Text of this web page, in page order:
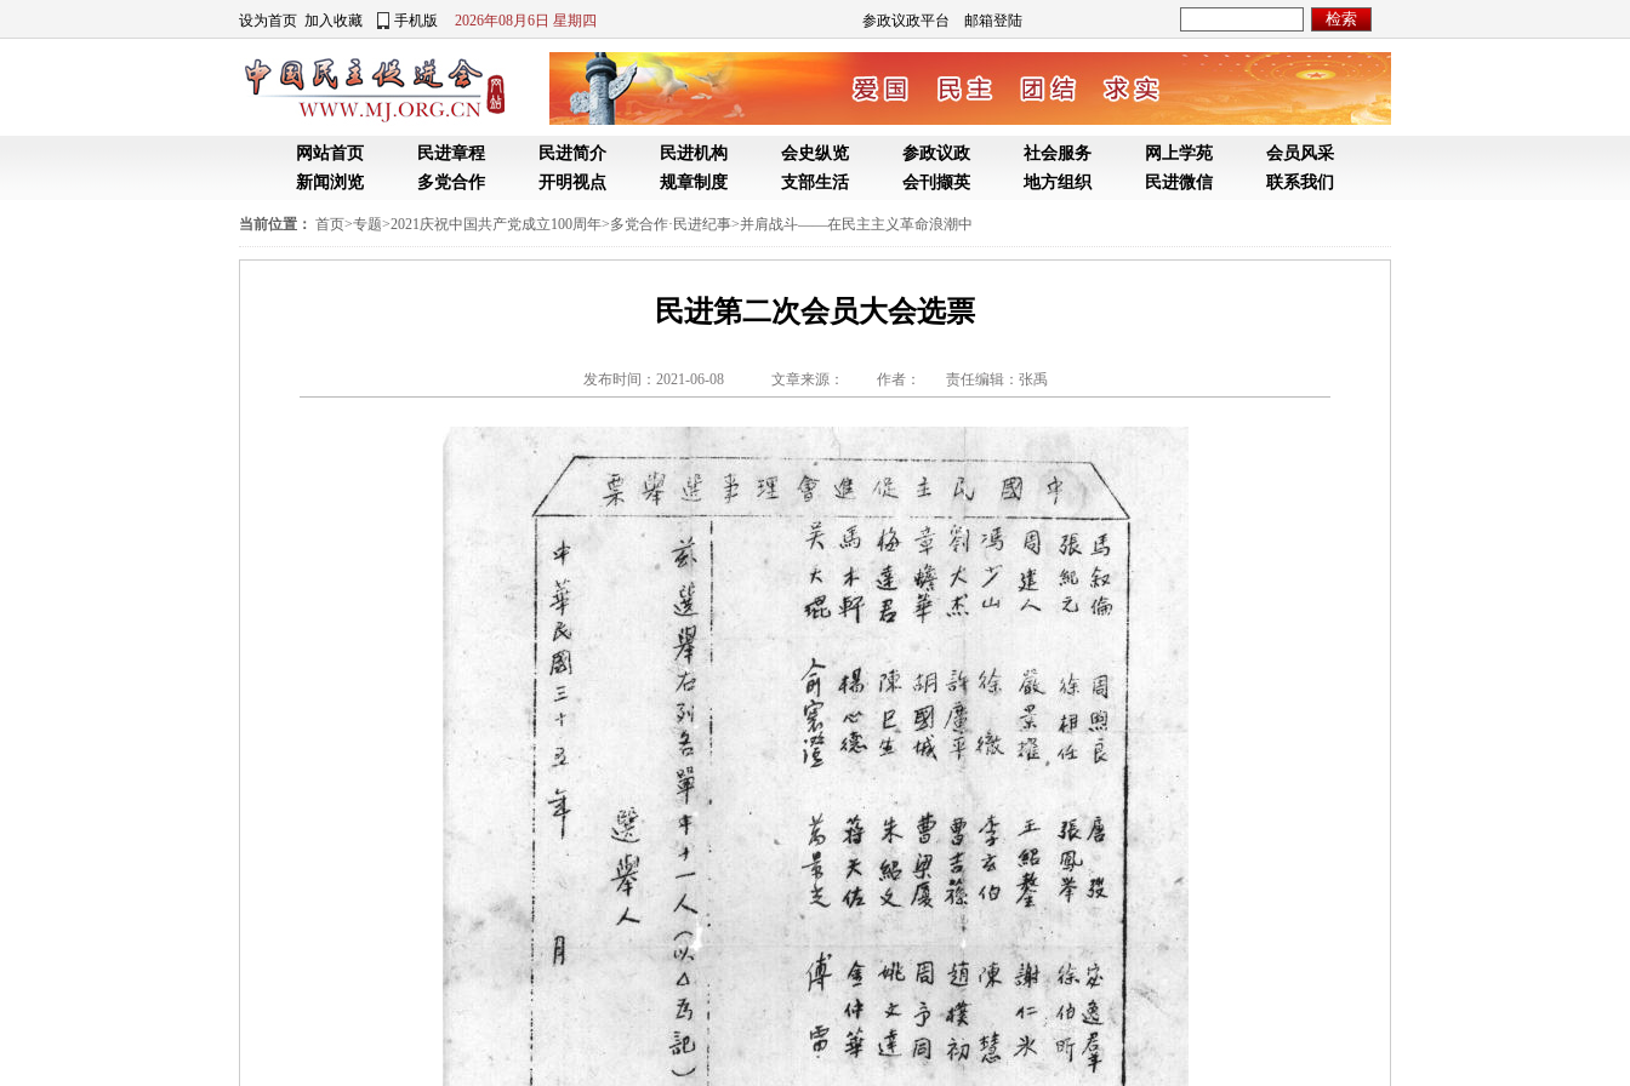
设为首页 加入收藏 手机版 2026年08月6日 星期四 参政议政平台 邮箱登陆
网站首页 民进章程 民进简介 民进机构 会史纵览 参政议政 社会服务 网上学苑
会员风采
新闻浏览
多党合作 开明视点 规章制度 支部生活 会刊撷英 地方组织 民进微信 联系我们
当前位置： 首页>专题>2021庆祝中国共产党成立100周年>多党合作·民进纪事>并肩战斗——在民主主义革命浪潮中
民进第二次会员大会选票
发布时间：2021-06-08 文章来源： 作者： 责任编辑：张禹